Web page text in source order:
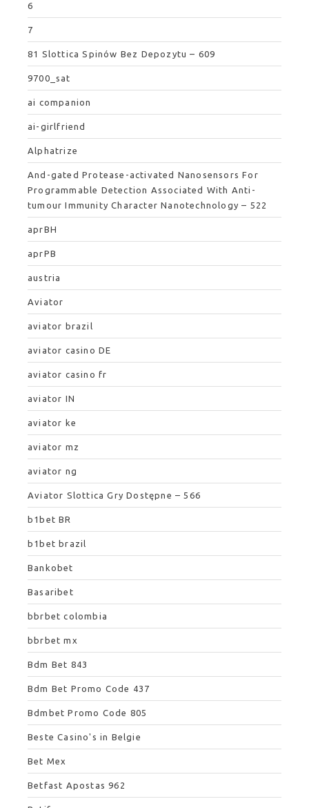
6
7
81 Slottica Spinów Bez Depozytu – 609
9700_sat
ai companion
ai-girlfriend
Alphatrize
And-gated Protease-activated Nanosensors For
Programmable Detection Associated With Anti-
tumour Immunity Character Nanotechnology – 522
aprBH
aprPB
austria
Aviator
aviator brazil
aviator casino DE
aviator casino fr
aviator IN
aviator ke
aviator mz
aviator ng
Aviator Slottica Gry Dostępne – 566
b1bet BR
b1bet brazil
Bankobet
Basaribet
bbrbet colombia
bbrbet mx
Bdm Bet 843
Bdm Bet Promo Code 437
Bdmbet Promo Code 805
Beste Casino's in Belgie
Bet Mex
Betfast Apostas 962